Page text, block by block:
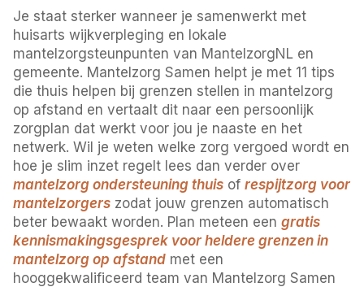
Je staat sterker wanneer je samenwerkt met
huisarts wijkverpleging en lokale
mantelzorgsteunpunten van MantelzorgNL en
gemeente. Mantelzorg Samen helpt je met 11 tips
die thuis helpen bij grenzen stellen in mantelzorg
op afstand en vertaalt dit naar een persoonlijk
zorgplan dat werkt voor jou je naaste en het
netwerk. Wil je weten welke zorg vergoed wordt en
hoe je slim inzet regelt lees dan verder over
mantelzorg ondersteuning thuis ofrespijtzorg voor
mantelzorgers zodat jouw grenzen automatisch
beter bewaakt worden. Plan meteen eengratis
kennismakingsgesprek voor heldere grenzen in
mantelzorg op afstand met een
hooggekwalificeerd team van Mantelzorg Samen